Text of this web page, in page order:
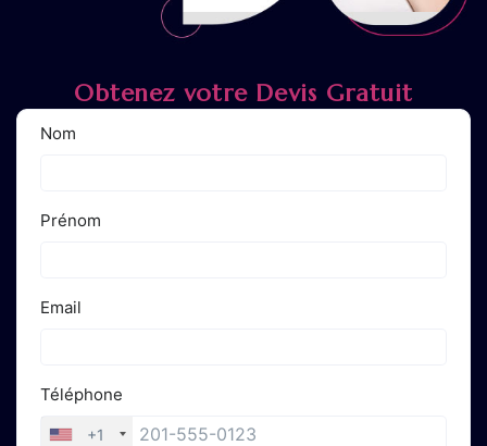
Obtenez votre Devis Gratuit